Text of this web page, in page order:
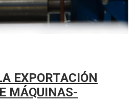
EXPORTACIÓN
MÁQUINAS-